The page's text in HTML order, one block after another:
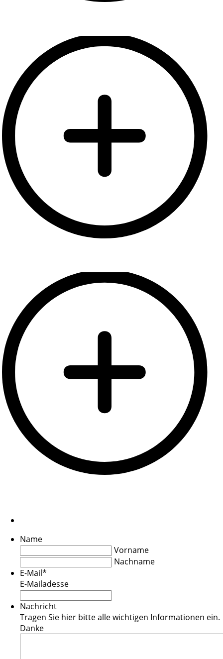
Name
Vorname
Nachname
E-Mail*
E-Mailadesse
Nachricht
Tragen Sie hier bitte alle wichtigen Informationen ein.
Danke